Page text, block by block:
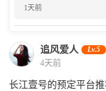
1天前
追风爱人 Lv.5
4天前
长江壹号的预定平台